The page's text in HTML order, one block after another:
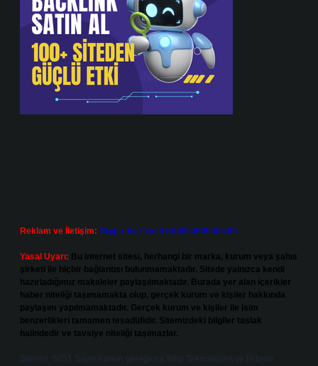
Reklam ve İletişim: Skype: live:.cid.575569c608265c69
Yasal Uyarı: Bu internet sitesi, herhangi bir marka, kurum veya şahıs
şirketi ile hiçbir bağlantısı bulunmamaktadır. Sitede yalnızca kendi
hazırladığımız makaleler paylaşılmaktadır. Burada yer alan içerikler
haber niteliği taşımamakta olup, gerçek kurum ve kişiler hakkında
paylaşım yapılmamaktadır. Gerçek kurum ve kişiler ile isim
benzerlikleri tamamen tesadüfidir. Sitemizdeki bilgiler taslak
halindedir ve tavsiye niteliği taşımazlar.
Sitemiz, 5651 Sayılı Kanun gereğince Bilgi Teknolojileri ve İletişim